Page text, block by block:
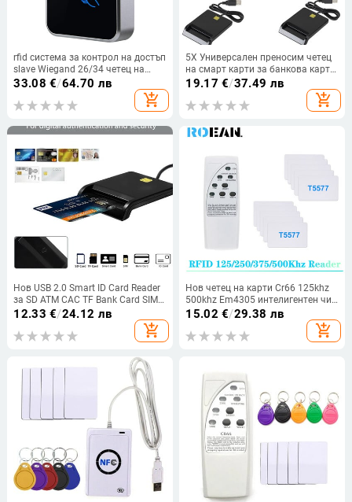
rfid система за контрол на достъп
slave Wiegand 26/34 четец на
карти за контрол на достъпа 125
khz 13.56 mhz четец на rfid карти
33.08 €/64.70 лв
add_shopping_cart
5X Универсален преносим четец
на смарт карти за банкова карта
Card ID CAC DNIE ATM IC Четец на
SIM карти за Android телефони
Таблет
19.17 €/37.49 лв
add_shopping_cart
Нов USB 2.0 Smart ID Card Reader
за SD ATM CAC TF Bank Card SIM
Card Reader USB-CCID ISO
12.33 €/24.12 лв
add_shopping_cart
Нов четец на карти Cr66 125khz
500khz Em4305 интелигентен чип
клонинг дубликатор T5577 ключ
копирна машина Em4100 Tk4100
ID значка програмист писател
15.02 €/29.38 лв
add_shopping_cart